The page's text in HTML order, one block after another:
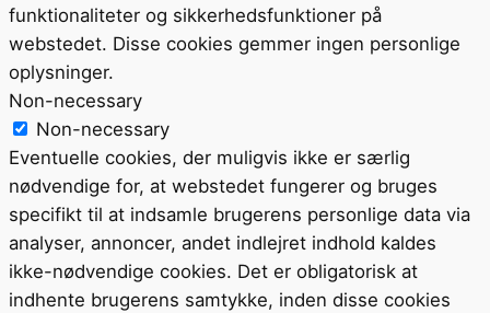
funktionaliteter og sikkerhedsfunktioner på
webstedet. Disse cookies gemmer ingen personlige
oplysninger.
Non-necessary
Non-necessary
Eventuelle cookies, der muligvis ikke er særlig
nødvendige for, at webstedet fungerer og bruges
specifikt til at indsamle brugerens personlige data via
analyser, annoncer, andet indlejret indhold kaldes
ikke-nødvendige cookies. Det er obligatorisk at
indhente brugerens samtykke, inden disse cookies